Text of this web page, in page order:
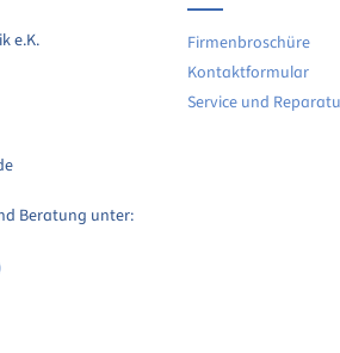
e.K.
Beratung unter:
Firmenbroschüre
Kontaktformular
Service und